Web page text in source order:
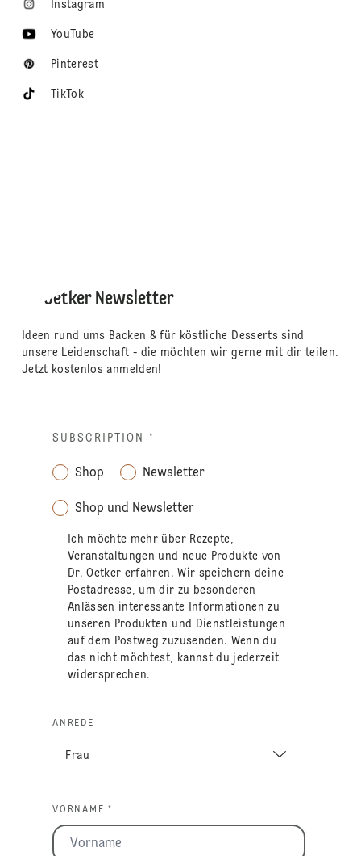
Instagram
YouTube
Pinterest
TikTok
Dr. Oetker Newsletter
Ideen rund ums Backen & für köstliche Desserts sind
unsere Leidenschaft - die möchten wir gerne mit dir teilen.
Jetzt kostenlos anmelden!
SUBSCRIPTION *
Shop Newsletter
Shop und Newsletter
Ich möchte mehr über Rezepte,
Veranstaltungen und neue Produkte von
Dr. Oetker erfahren. Wir speichern deine
Postadresse, um dir zu besonderen
Anlässen interessante Informationen zu
unseren Produkten und Dienstleistungen
auf dem Postweg zuzusenden. Wenn du
das nicht möchtest, kannst du jederzeit
widersprechen.
ANREDE
VORNAME *